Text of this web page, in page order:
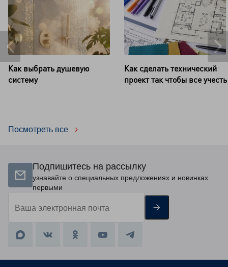
Посмотреть все
Как выбрать душевую
систему
Как сделать технический
проект так чтобы все учесть
Подпишитесь на рассылку
узнавайте о специальных предложениях и новинках
первыми